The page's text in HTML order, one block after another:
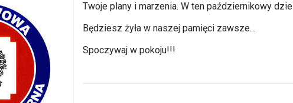
Twoje plany i marzenia. W ten październikowy
Będziesz żyła w naszej pamięci zawsze…
Spoczywaj w pokoju!!!